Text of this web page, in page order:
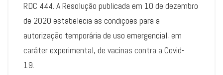
RDC 444. A Resolução publicada em 10 de dezembro
de 2020 estabelecia as condições para a
autorização temporária de uso emergencial, em
caráter experimental, de vacinas contra a Covid-
19.